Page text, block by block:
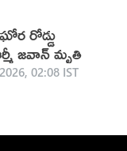
రోడ్డు
జవాన్ మృతి
02:08 IST